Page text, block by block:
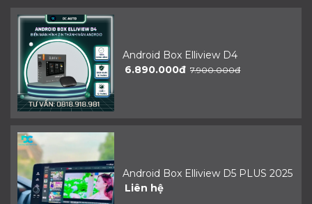
Android Box Elliview D4
6.890.000đ 7.900.000đ
Android Box Elliview D5 PLUS 2025
Liên hệ